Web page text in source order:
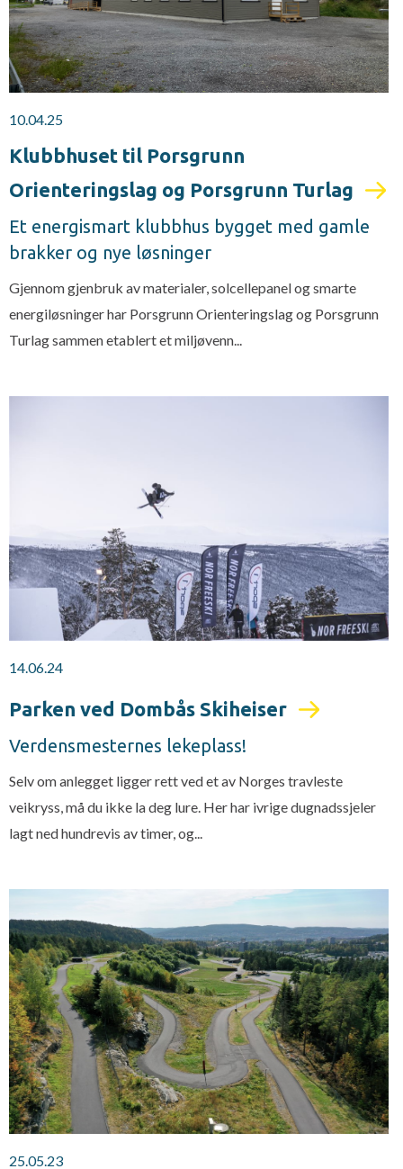
10.04.25
Klubbhuset til Porsgrunn
Orienteringslag og Porsgrunn Turlag
Et energismart klubbhus bygget med gamle
brakker og nye løsninger
Gjennom gjenbruk av materialer, solcellepanel og smarte
energiløsninger har Porsgrunn Orienteringslag og Porsgrunn
Turlag sammen etablert et miljøvenn...
14.06.24
Parken ved Dombås Skiheiser
Verdensmesternes lekeplass!
Selv om anlegget ligger rett ved et av Norges travleste
veikryss, må du ikke la deg lure. Her har ivrige dugnadssjeler
lagt ned hundrevis av timer, og...
25.05.23